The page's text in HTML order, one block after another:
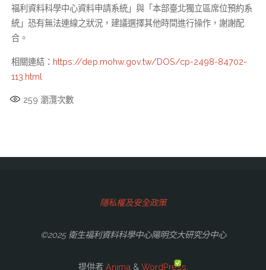
福利資料科學中心資料申請系統」與「本部臺北獨立區席位預約系
統」恐有無法連線之狀況，建議選擇其他時間進行操作，謝謝配
合。
相關連結： https://dep.mohw.gov.tw/DOS/cp-2498-84702-
113.html
259 瀏灠次數
隱私權及安全政策
©2025 衛生福利資料科學中心陽明交大研究分中心
提供者Anima & WordPress.